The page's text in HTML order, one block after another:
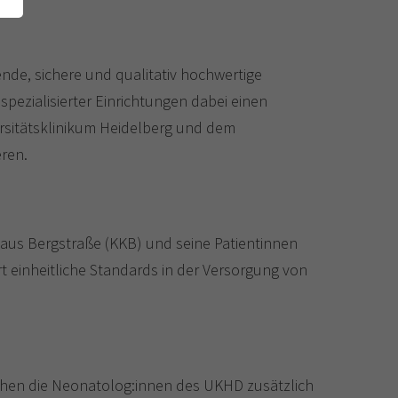
sichere und qualitativ hochwertige
Einrichtungen dabei einen
Heidelberg und dem
Bergstraße (KKB) und seine Patientinnen
Standards in der Versorgung von
die Neonatolog:innen des UKHD zusätzlich